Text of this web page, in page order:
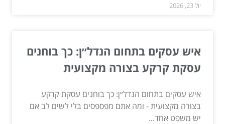
יול 23, 2026
איש עסקים בתחום הנדל״ן: כך בוחנים
עסקת קרקע בצורה מקצועית
איש עסקים בתחום הנדל״ן: כך בוחנים עסקת קרקע
בצורה מקצועית - ומה אתם מפספסים בלי לשים לב אם
יש משפט אחד...